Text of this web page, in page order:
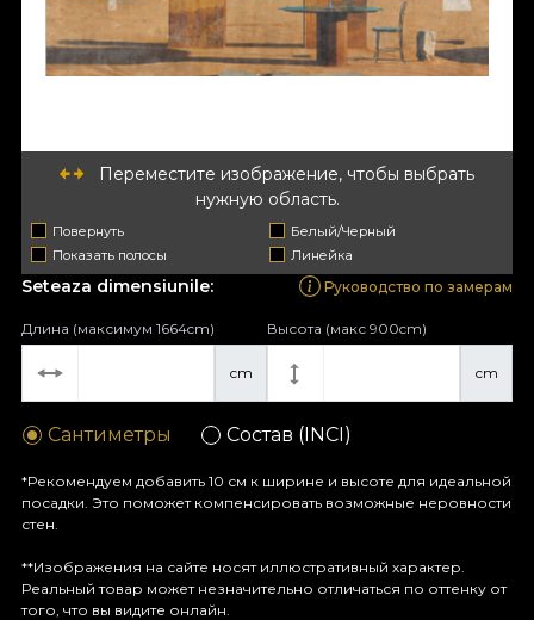
Переместите изображение, чтобы выбрать
нужную область.
Повернуть
Белый/Черный
Показать полосы
Линейка
Seteaza dimensiunile: Руководство по замерам
cm
Длина (максимум 1664cm)
cm
Высота (макс 900cm)
Сантиметры Состав (INCI)
*Рекомендуем добавить 10 см к ширине и высоте для идеальной
посадки. Это поможет компенсировать возможные неровности
стен.
**Изображения на сайте носят иллюстративный характер.
Реальный товар может незначительно отличаться по оттенку от
того, что вы видите онлайн.